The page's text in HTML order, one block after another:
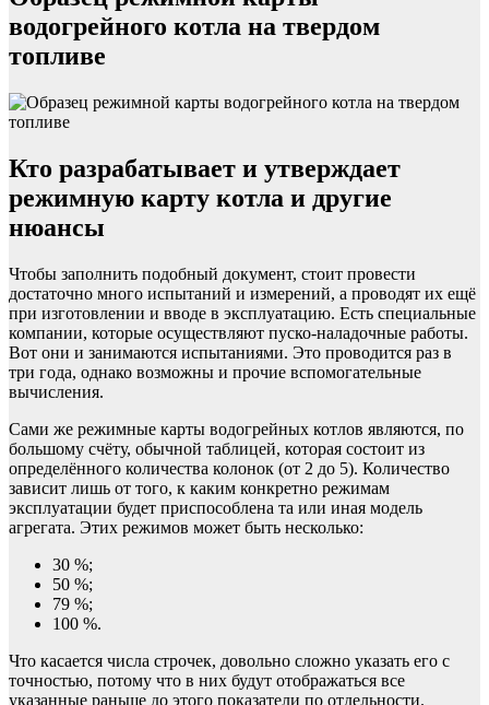
водогрейного котла на твердом
топливе
Кто разрабатывает и утверждает
режимную карту котла и другие
нюансы
Чтобы заполнить подобный документ, стоит провести
достаточно много испытаний и измерений, а проводят их ещё
при изготовлении и вводе в эксплуатацию. Есть специальные
компании, которые осуществляют пуско-наладочные работы.
Вот они и занимаются испытаниями. Это проводится раз в
три года, однако возможны и прочие вспомогательные
вычисления.
Сами же режимные карты водогрейных котлов являются, по
большому счёту, обычной таблицей, которая состоит из
определённого количества колонок (от 2 до 5). Количество
зависит лишь от того, к каким конкретно режимам
эксплуатации будет приспособлена та или иная модель
агрегата. Этих режимов может быть несколько:
30 %;
50 %;
79 %;
100 %.
Что касается числа строчек, довольно сложно указать его с
точностью, потому что в них будут отображаться все
указанные раньше до этого показатели по отдельности.